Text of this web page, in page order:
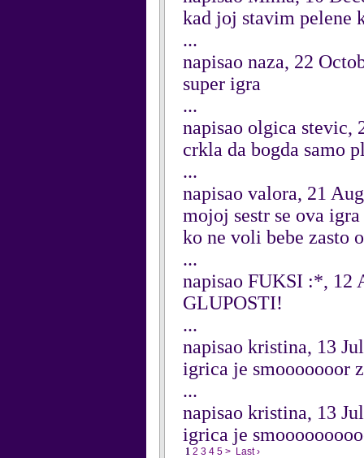
kad joj stavim pelene
...
napisao naza, 22
super igra
...
napisao olgica stevic,
crkla da bogda samo
...
napisao valora, 21
mojoj sestr se ova
ko ne voli bebe zasto
...
napisao FUKSI :*, 12
GLUPOSTI!
...
napisao kristina, 13
igrica je smooooooor
...
napisao kristina, 13
igrica je
1 2 3 4 5 > Last ›